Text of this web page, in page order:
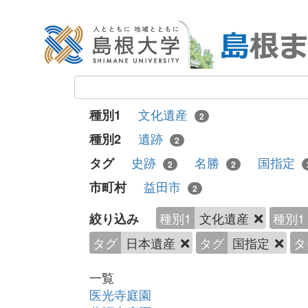
種別1 文化遺産 2
種別2 遺跡 2
タグ 史跡 2 名勝 2 国指定
市町村 益田市 2
絞り込み 種別1 文化遺産
種別1
タグ 日本遺産 タグ 国指定
一覧
医光寺庭園